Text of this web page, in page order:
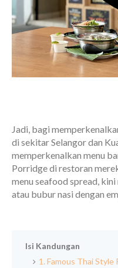
Jadi, bagi
di sekitar Selangor dan
memperkenalkan menu
Porridge di restoran
menu seafood spread,
atau bubur nasi dengan
Isi Kandungan
1. Famous Thai